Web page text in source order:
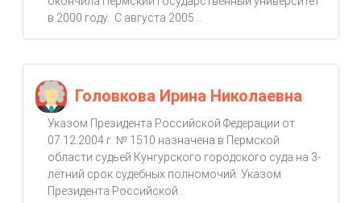
в 2000 году. С августа 2005...
Головкова Ирина Николаевна
Указом Президента Российской Федерации от
07.12.2004 г. № 1510 назначена в Пермской
области судьей Кунгурского городского суда на 3-
летний срок судебных полномочий. Указом
Президента Российской...